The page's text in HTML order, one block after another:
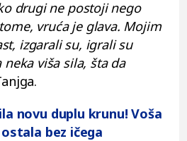
drugi ne postoji nego
vruća je glava. Mojim
izgarali su, igrali su
viša sila, šta da
novu duplu krunu! Voša
bez ičega